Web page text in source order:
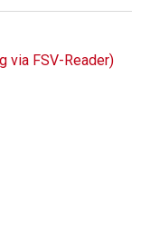
via FSV-Reader)